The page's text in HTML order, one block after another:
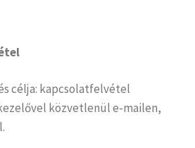
célja: kapcsolatfelvétel
közvetlenül e-mailen,